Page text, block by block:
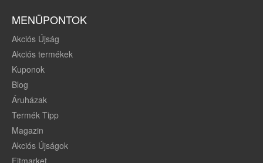
MENÜPONTOK
Akciós Újság
Akciós termékek
Kuponok
Blog
Áruházak
Termék Tipp
Magazin
Akciós Újságok